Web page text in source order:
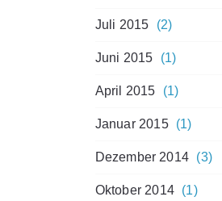
Juli 2015 (2)
Juni 2015 (1)
April 2015 (1)
Januar 2015 (1)
Dezember 2014 (3)
Oktober 2014 (1)